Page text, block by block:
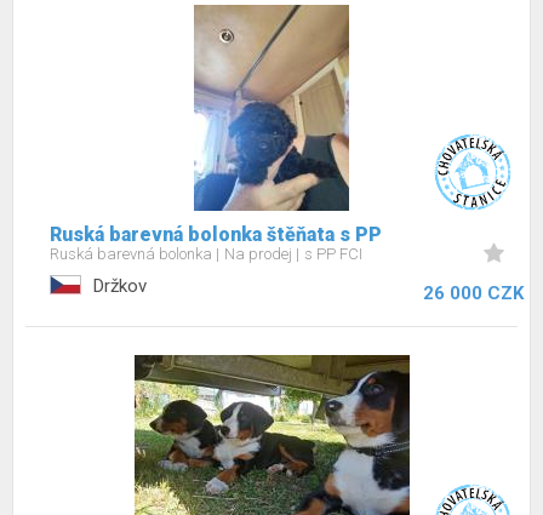
Ruská barevná bolonka štěňata s PP
Ruská barevná bolonka Na prodej s PP FCI
Držkov 26 000 CZK